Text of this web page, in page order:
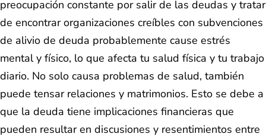
preocupación constante por salir de las deudas y tratar
de encontrar organizaciones creíbles con subvenciones
de alivio de deuda probablemente cause estrés
mental y físico, lo que afecta tu salud física y tu trabajo
diario. No solo causa problemas de salud, también
puede tensar relaciones y matrimonios. Esto se debe a
que la deuda tiene implicaciones financieras que
pueden resultar en discusiones y resentimientos entre